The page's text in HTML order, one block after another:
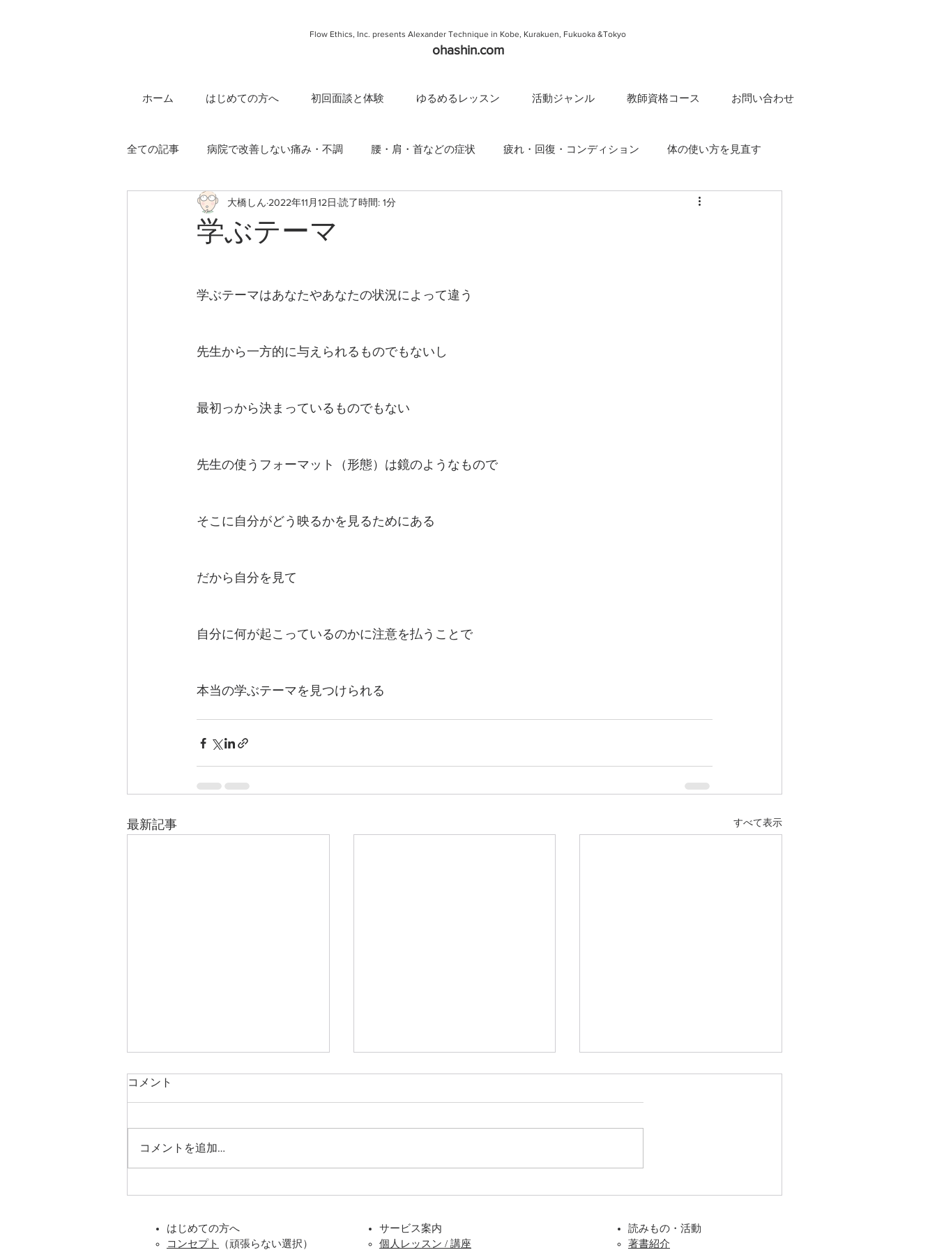
Flow Ethics, Inc. presents Alexander Technique in Kobe, Kurakuen, Fukuoka &Tokyo
ohashin.com
ホーム はじめての方へ 初回面談と体験 ゆるめるレッスン 活動ジャンル 教師資格コース お問い合わせ
全ての記事 病院で改善しない痛み・不調 腰・肩・首などの症状 疲れ・回復・コンディション 体の使い方を見直す
体の使い方シリーズ 大橋しんの考え
学ぶテーマ
大橋しん 2022年11月12日 読了時間: 1分
学ぶテーマはあなたやあなたの状況によって違う
先生から一方的に与えられるものでもないし
最初っから決まっているものでもない
先生の使うフォーマット（形態）は鏡のようなもので
そこに自分がどう映るかを見るためにある
だから自分を見て
自分に何が起こっているのかに注意を払うことで
本当の学ぶテーマを見つけられる
最新記事 すべて表示
だけ？
正体は“無意識の緊張”かもし
れない
コメント
コメントを追加…
はじめての方へ
コンセプト
（頑張らない選択）
サービス案内
個人レッスン / 講座
読みもの・活動
著書紹介